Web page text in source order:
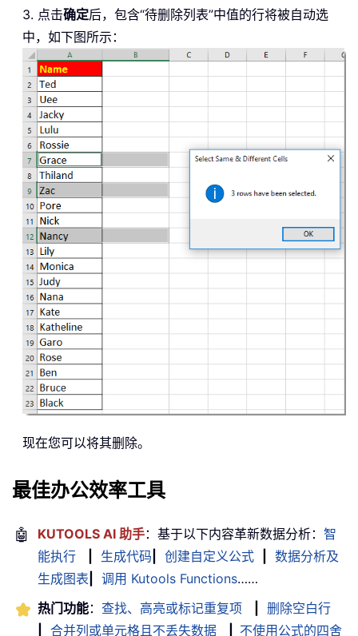
3. 点击确定后，包含“待删除列表”中值的行将被自动选
中，如下图所示：
现在您可以将其删除。
最佳办公效率工具
🤖 KUTOOLS AI 助手：基于以下内容革新数据分析： 智
能执行
生成代码 创建自定义公式
数据分析及
生成图表
调用 Kutools Functions……
热门功能： 查找、高亮或标记重复项
删除空白行
合并列或单元格且不丢失数据
不使用公式的四舍